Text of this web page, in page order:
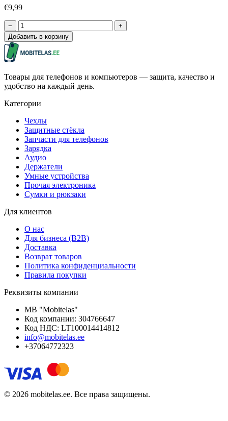
€9,99
−
+
Добавить в корзину
Товары для телефонов и компьютеров — защита, качество и
удобство на каждый день.
Категории
Чехлы
Защитные стёкла
Запчасти для телефонов
Зарядка
Аудио
Держатели
Умные устройства
Прочая электроника
Сумки и рюкзаки
Для клиентов
О нас
Для бизнеса (B2B)
Доставка
Возврат товаров
Политика конфиденциальности
Правила покупки
Реквизиты компании
MB "Mobitelas"
Код компании: 304766647
Код НДС: LT100014414812
info@mobitelas.ee
+37064772323
© 2026 mobitelas.ee. Все права защищены.